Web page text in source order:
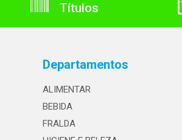
Títulos
Departamentos
ALIMENTAR
BEBIDA
FRALDA